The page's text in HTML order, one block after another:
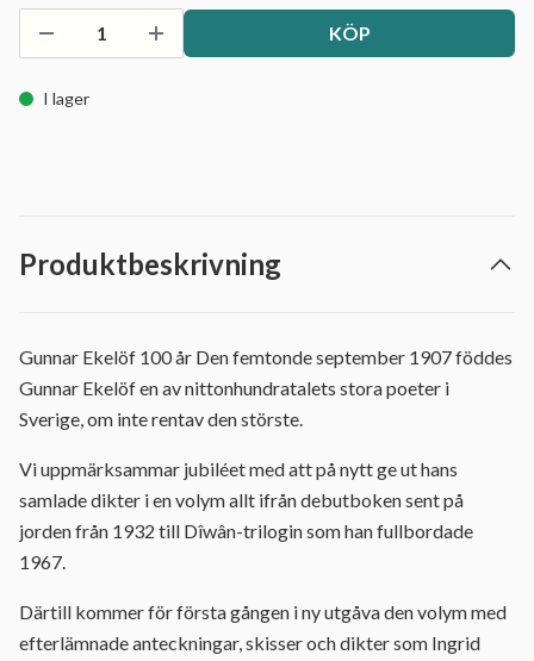
KÖP
I lager
Produktbeskrivning
Gunnar Ekelöf 100 år Den femtonde september 1907 föddes
Gunnar Ekelöf en av nittonhundratalets stora poeter i
Sverige, om inte rentav den störste.
Vi uppmärksammar jubiléet med att på nytt ge ut hans
samlade dikter i en volym allt ifrån debutboken sent på
jorden från 1932 till Dîwân-trilogin som han fullbordade
1967.
Därtill kommer för första gången i ny utgåva den volym med
efterlämnade anteckningar, skisser och dikter som Ingrid